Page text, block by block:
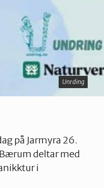
Unrding
Unrding
på Jarmyra 26.
deltar med
i